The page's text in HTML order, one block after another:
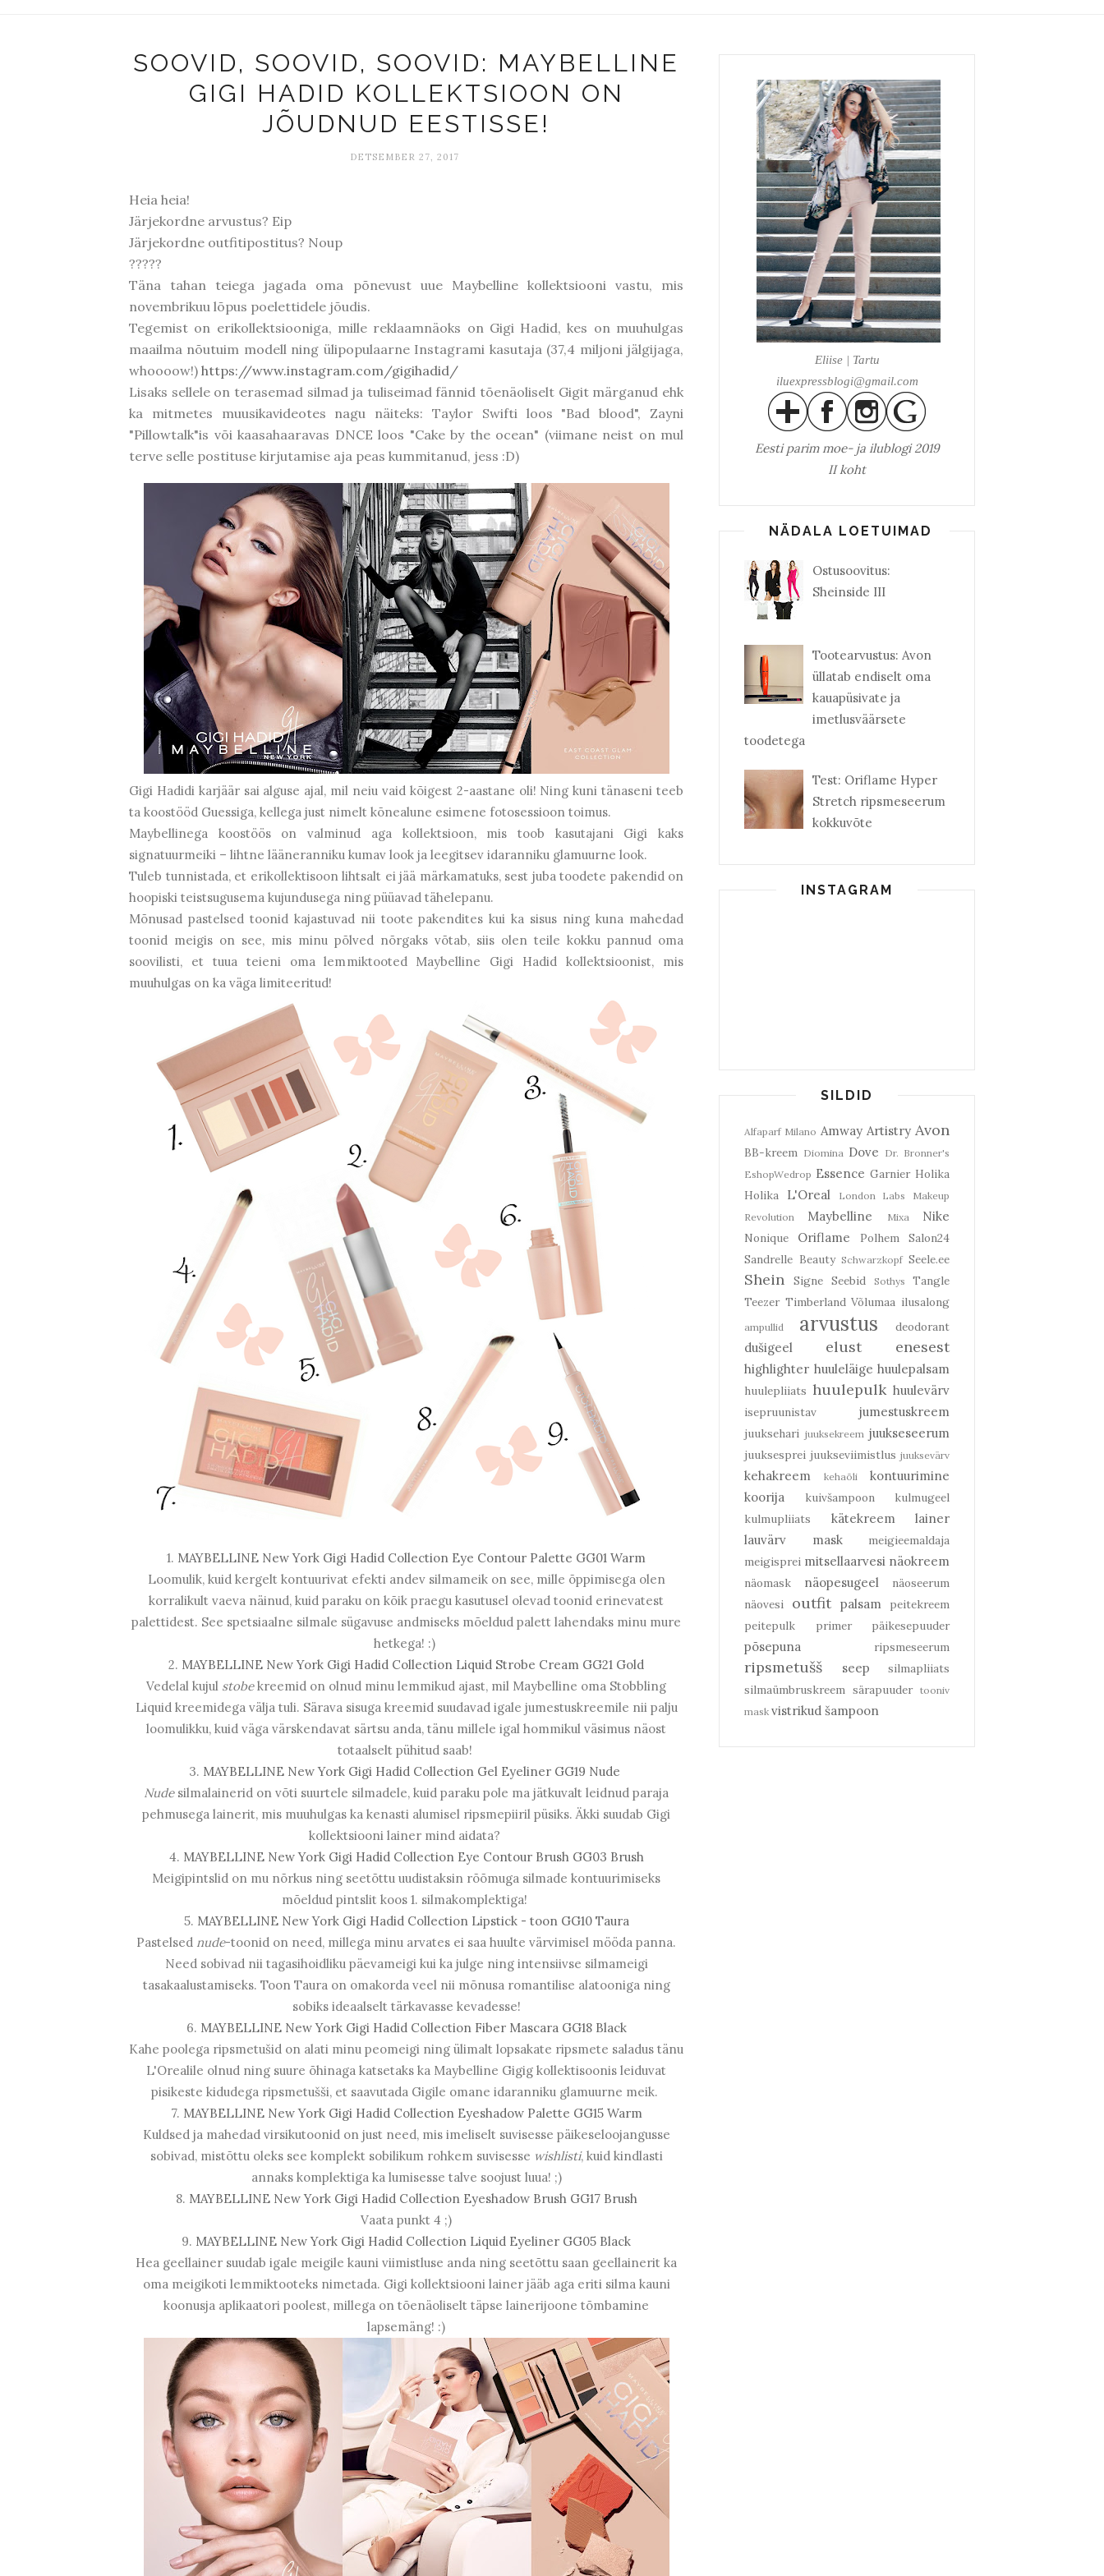
SOOVID, SOOVID, SOOVID: MAYBELLINE
GIGI HADID KOLLEKTSIOON ON
JÕUDNUD EESTISSE!
DETSEMBER 27, 2017
Heia heia!
Järjekordne arvustus? Eip
Järjekordne outfitipostitus? Noup
?????
Täna tahan teiega jagada oma põnevust uue Maybelline kollektsiooni vastu, mis
novembrikuu lõpus poelettidele jõudis.
Tegemist on erikollektsiooniga, mille reklaamnäoks on Gigi Hadid, kes on muuhulgas
maailma nõutuim modell ning ülipopulaarne Instagrami kasutaja (37,4 miljoni jälgijaga,
whoooow!) https://www.instagram.com/gigihadid/
Lisaks sellele on terasemad silmad ja tuliseimad fännid tõenäoliselt Gigit märganud ehk
ka mitmetes muusikavideotes nagu näiteks: Taylor Swifti loos "Bad blood", Zayni
"Pillowtalk"is või kaasahaaravas DNCE loos "Cake by the ocean" (viimane neist on mul
terve selle postituse kirjutamise aja peas kummitanud, jess :D)
Gigi Hadidi karjäär sai alguse ajal, mil neiu vaid kõigest 2-aastane oli! Ning kuni tänaseni teeb
ta koostööd Guessiga, kellega just nimelt kõnealune esimene fotosessioon toimus.
Maybellinega koostöös on valminud aga kollektsioon, mis toob kasutajani Gigi kaks
signatuurmeiki – lihtne lääneranniku kumav look ja leegitsev idaranniku glamuurne look.
Tuleb tunnistada, et erikollektisoon lihtsalt ei jää märkamatuks, sest juba toodete pakendid on
hoopiski teistsugusema kujundusega ning püüavad tähelepanu.
Mõnusad pastelsed toonid kajastuvad nii toote pakendites kui ka sisus ning kuna mahedad
toonid meigis on see, mis minu põlved nõrgaks võtab, siis olen teile kokku pannud oma
soovilisti, et tuua teieni oma lemmiktooted Maybelline Gigi Hadid kollektsioonist, mis
muuhulgas on ka väga limiteeritud!
1. MAYBELLINE New York Gigi Hadid Collection Eye Contour Palette GG01 Warm
Loomulik, kuid kergelt kontuurivat efekti andev silmameik on see, mille õppimisega olen
korralikult vaeva näinud, kuid paraku on kõik praegu kasutusel olevad toonid erinevatest
palettidest. See spetsiaalne silmale sügavuse andmiseks mõeldud palett lahendaks minu mure
hetkega! :)
2. MAYBELLINE New York Gigi Hadid Collection Liquid Strobe Cream GG21 Gold
Vedelal kujul stobekreemid on olnud minu lemmikud ajast, mil Maybelline oma Stobbling
Liquid kreemidega välja tuli. Särava sisuga kreemid suudavad igale jumestuskreemile nii palju
loomulikku, kuid väga värskendavat särtsu anda, tänu millele igal hommikul väsimus näost
totaalselt pühitud saab!
3. MAYBELLINE New York Gigi Hadid Collection Gel Eyeliner GG19 Nude
Nude silmalainerid on võti suurtele silmadele, kuid paraku pole ma jätkuvalt leidnud paraja
pehmusega lainerit, mis muuhulgas ka kenasti alumisel ripsmepiiril püsiks. Äkki suudab Gigi
kollektsiooni lainer mind aidata?
4. MAYBELLINE New York Gigi Hadid Collection Eye Contour Brush GG03 Brush
Meigipintslid on mu nõrkus ning seetõttu uudistaksin rõõmuga silmade kontuurimiseks
mõeldud pintslit koos 1. silmakomplektiga!
5. MAYBELLINE New York Gigi Hadid Collection Lipstick - toon GG10 Taura
Pastelsed nude-toonid on need, millega minu arvates ei saa huulte värvimisel mööda panna.
Need sobivad nii tagasihoidliku päevameigi kui ka julge ning intensiivse silmameigi
tasakaalustamiseks. Toon Taura on omakorda veel nii mõnusa romantilise alatooniga ning
sobiks ideaalselt tärkavasse kevadesse!
6. MAYBELLINE New York Gigi Hadid Collection Fiber Mascara GG18 Black
Kahe poolega ripsmetušid on alati minu peomeigi ning ülimalt lopsakate ripsmete saladus tänu
L'Orealile olnud ning suure õhinaga katsetaks ka Maybelline Gigig kollektisoonis leiduvat
pisikeste kidudega ripsmetušši, et saavutada Gigile omane idaranniku glamuurne meik.
7. MAYBELLINE New York Gigi Hadid Collection Eyeshadow Palette GG15 Warm
Kuldsed ja mahedad virsikutoonid on just need, mis imeliselt suvisesse päikeseloojangusse
sobivad, mistõttu oleks see komplekt sobilikum rohkem suvisesse wishlisti, kuid kindlasti
annaks komplektiga ka lumisesse talve soojust luua! ;)
8. MAYBELLINE New York Gigi Hadid Collection Eyeshadow Brush GG17 Brush
Vaata punkt 4 ;)
9. MAYBELLINE New York Gigi Hadid Collection Liquid Eyeliner GG05 Black
Hea geellainer suudab igale meigile kauni viimistluse anda ning seetõttu saan geellainerit ka
oma meigikoti lemmiktooteks nimetada. Gigi kollektsiooni lainer jääb aga eriti silma kauni
koonusja aplikaatori poolest, millega on tõenäoliselt täpse lainerijoone tõmbamine
lapsemäng! :)
Eliise | Tartu
iluexpressblogi@gmail.com
Eesti parim moe- ja ilublogi 2019
II koht
NÄDALA LOETUIMAD
Ostusoovitus:
Sheinside III
Tootearvustus: Avon
üllatab endiselt oma
kauapüsivate ja
imetlusväärsete
toodetega
Test: Oriflame Hyper
Stretch ripsmeseerum
kokkuvõte
INSTAGRAM
SILDID
Alfaparf Milano Amway Artistry Avon
BB-kreem Diomina Dove Dr. Bronner's
EshopWedrop Essence Garnier Holika
Holika
L'Oreal London Labs
Makeup
Revolution
Maybelline Mixa Nike
Nonique Oriflame Polhem
Salon24
Sandrelle Beauty Schwarzkopf Seele.ee
Shein Signe Seebid Sothys
Tangle
Teezer Timberland Võlumaa ilusalong
ampullid arvustus deodorant
dušigeel elust enesest
highlighter huuleläige huulepalsam
huulepliiats huulepulk huulevärv
isepruunistav jumestuskreem
juuksehari juuksekreem juukseseerum
juuksesprei juukseviimistlus juuksevärv
kehakreem kehaõli
kontuurimine
koorija
kuivšampoon
kulmugeel
kulmupliiats
kätekreem
lainer
lauvärv
mask
meigieemaldaja
meigisprei mitsellaarvesi näokreem
näomask näopesugeel
näoseerum
näovesi
outfit palsam
peitekreem
peitepulk
primer päikesepuuder
põsepuna ripsmeseerum
ripsmetušš seep
silmapliiats
silmaümbruskreem särapuuder tooniv
mask vistrikud šampoon